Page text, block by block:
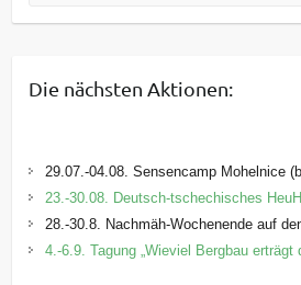
Die nächsten Aktionen:
29.07.-04.08. Sensencamp Mohelnice
23.-30.08. Deutsch-tschechisches
28.-30.8. Nachmäh-Wochenende auf
4.-6.9. Tagung „Wieviel Bergbau erträgt